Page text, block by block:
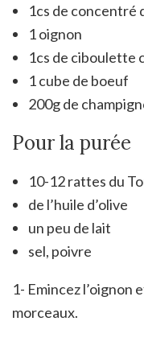
1cs de concentré
1 oignon
1cs de ciboulette
1 cube de boeuf
200g de
Pour la purée
10-12 rattes du
de l’huile d’olive
un peu de lait
sel, poivre
1- Emincez l’oignon
morceaux.